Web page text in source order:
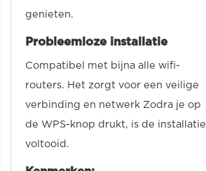
genieten.
Probleemloze installatie
Compatibel met bijna alle wifi-
routers. Het zorgt voor een veilige
verbinding en netwerk Zodra je op
de WPS-knop drukt, is de installatie
voltooid.